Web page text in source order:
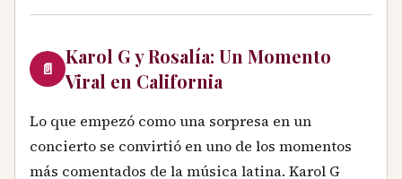
📄
Karol G y Rosalía: Un Momento
Viral en California
Lo que empezó como una sorpresa en un
concierto se convirtió en uno de los momentos
más comentados de la música latina. Karol G